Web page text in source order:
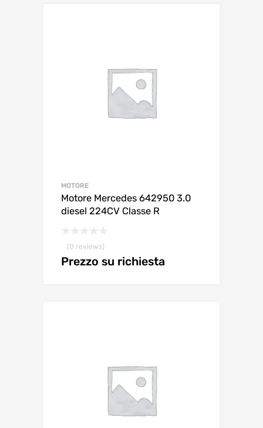
MOTORE
Motore Mercedes 642950 3.0
diesel 224CV Classe R
(0 reviews)
Prezzo su richiesta